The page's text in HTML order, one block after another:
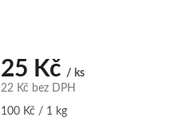
25 Kč / ks
22 Kč bez DPH
Měrná
100 Kč / 1 kg